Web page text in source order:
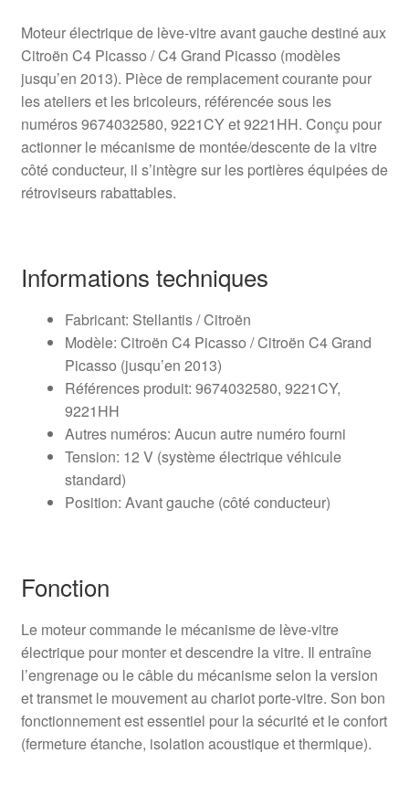
Moteur électrique de lève-vitre avant gauche destiné aux
Citroën C4 Picasso / C4 Grand Picasso (modèles
jusqu’en 2013). Pièce de remplacement courante pour
les ateliers et les bricoleurs, référencée sous les
numéros 9674032580, 9221CY et 9221HH. Conçu pour
actionner le mécanisme de montée/descente de la vitre
côté conducteur, il s’intègre sur les portières équipées de
rétroviseurs rabattables.
Informations techniques
Fabricant: Stellantis / Citroën
Modèle: Citroën C4 Picasso / Citroën C4 Grand
Picasso (jusqu’en 2013)
Références produit: 9674032580, 9221CY,
9221HH
Autres numéros: Aucun autre numéro fourni
Tension: 12 V (système électrique véhicule
standard)
Position: Avant gauche (côté conducteur)
Fonction
Le moteur commande le mécanisme de lève-vitre
électrique pour monter et descendre la vitre. Il entraîne
l’engrenage ou le câble du mécanisme selon la version
et transmet le mouvement au chariot porte-vitre. Son bon
fonctionnement est essentiel pour la sécurité et le confort
(fermeture étanche, isolation acoustique et thermique).